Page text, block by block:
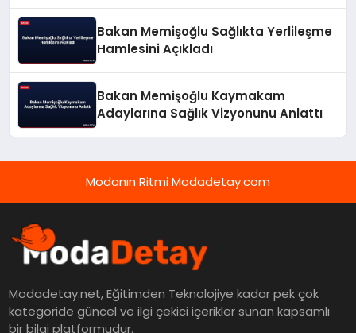
Bakan Memişoğlu Sağlıkta Yerlileşme
Hamlesini Açıkladı
Bakan Memişoğlu Kaymakam
Adaylarına Sağlık Vizyonunu Anlattı
Modanın Ritmi Modadetay.com
Modadetay.net, Eğitimden Teknolojiye kadar pek çok
kategoride güncel ve ilgi çekici içerikler sunan kapsamlı
bir bilgi platformudur.